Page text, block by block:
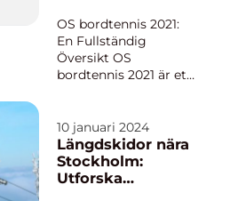
och grundlig översikt
över vad
förbundskapten is...
OS bordtennis 2021:
En Fullständig
Översikt OS
bordtennis 2021 är ett
prestigefyllda
internationella
bordtenniseveneman
gen. Det hålls vart
10 januari 2024
Längdskidor nära
Stockholm:
Utforska